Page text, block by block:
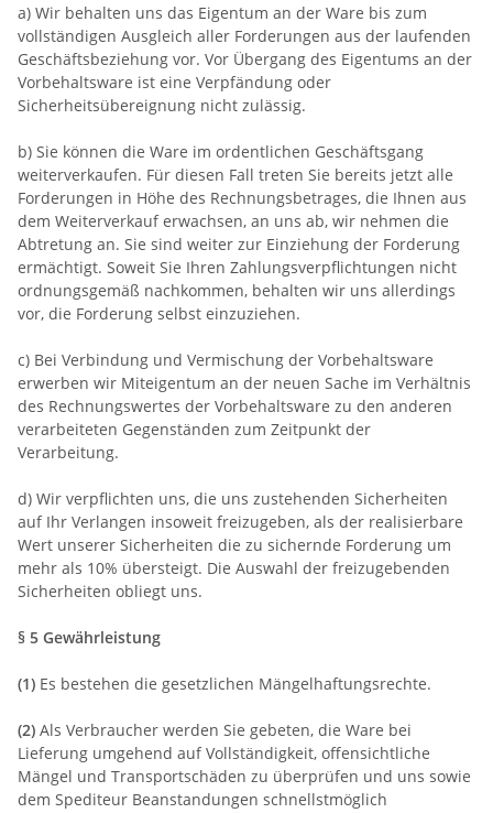
a) Wir behalten uns das Eigentum an der Ware bis zum
vollständigen Ausgleich aller Forderungen aus der laufenden
Geschäftsbeziehung vor. Vor Übergang des Eigentums an der
Vorbehaltsware ist eine Verpfändung oder
Sicherheitsübereignung nicht zulässig.
b) Sie können die Ware im ordentlichen Geschäftsgang
weiterverkaufen. Für diesen Fall treten Sie bereits jetzt alle
Forderungen in Höhe des Rechnungsbetrages, die Ihnen aus
dem Weiterverkauf erwachsen, an uns ab, wir nehmen die
Abtretung an. Sie sind weiter zur Einziehung der Forderung
ermächtigt. Soweit Sie Ihren Zahlungsverpflichtungen nicht
ordnungsgemäß nachkommen, behalten wir uns allerdings
vor, die Forderung selbst einzuziehen.
c) Bei Verbindung und Vermischung der Vorbehaltsware
erwerben wir Miteigentum an der neuen Sache im Verhältnis
des Rechnungswertes der Vorbehaltsware zu den anderen
verarbeiteten Gegenständen zum Zeitpunkt der
Verarbeitung.
d) Wir verpflichten uns, die uns zustehenden Sicherheiten
auf Ihr Verlangen insoweit freizugeben, als der realisierbare
Wert unserer Sicherheiten die zu sichernde Forderung um
mehr als 10% übersteigt. Die Auswahl der freizugebenden
Sicherheiten obliegt uns.
§ 5 Gewährleistung
(1) Es bestehen die gesetzlichen Mängelhaftungsrechte.
(2) Als Verbraucher werden Sie gebeten, die Ware bei
Lieferung umgehend auf Vollständigkeit, offensichtliche
Mängel und Transportschäden zu überprüfen und uns sowie
dem Spediteur Beanstandungen schnellstmöglich